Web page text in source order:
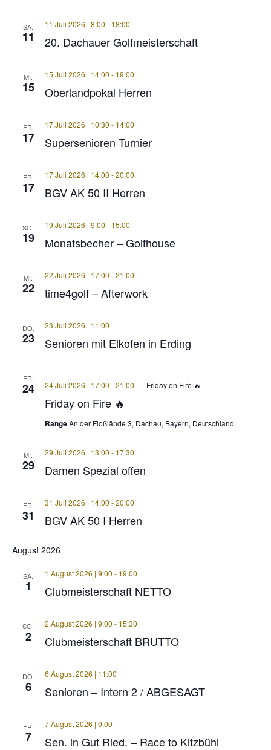
SA.
11 20. Dachauer Golfmeisterschaft
11.Juli 2026 | 8:00 - 18:00
MI.
15 Oberlandpokal Herren
15.Juli 2026 | 14:00 - 19:00
FR.
17 Supersenioren Turnier
17.Juli 2026 | 10:30 - 14:00
FR.
17 BGV AK 50 II Herren
17.Juli 2026 | 14:00 -20:00
SO.
19 Monatsbecher – Golfhouse
19.Juli 2026 | 9:00 - 15:00
MI.
22 time4golf – Afterwork
22.Juli 2026 | 17:00 -21:00
DO.
23 Senioren mit Elkofen in Erding
23.Juli 2026 | 11:00
FR.
24
Friday on Fire 🔥
24.Juli 2026 | 17:00 -21:00 Friday on Fire 🔥
RangeAn der Floßlände 3, Dachau, Bayern, Deutschland
MI.
29 Damen Spezial offen
29.Juli 2026 | 13:00 - 17:30
FR.
31 BGV AK 50 I Herren
31.Juli 2026 | 14:00 -20:00
August 2026
SA.
1 Clubmeisterschaft NETTO
1.August 2026 | 9:00 - 19:00
SO.
2 Clubmeisterschaft BRUTTO
2.August 2026 | 9:00 - 15:30
DO.
6 Senioren – Intern 2 / ABGESAGT
6.August 2026 | 11:00
FR.
7 Sen. in Gut Ried. – Race to Kitzbühl
7.August 2026 | 0:00